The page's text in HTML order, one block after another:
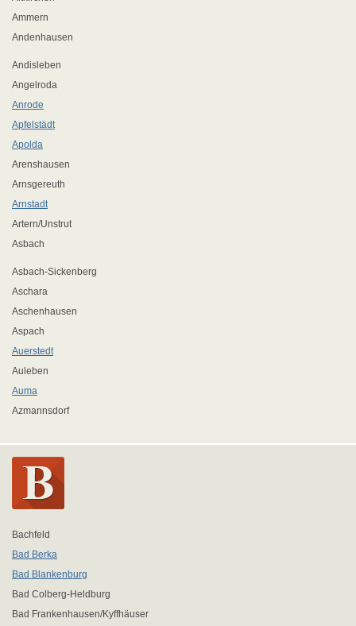
Ammern
Andenhausen
Andisleben
Angelroda
Anrode
Apfelstädt
Apolda
Arenshausen
Arnsgereuth
Arnstadt
Artern/Unstrut
Asbach
Asbach-Sickenberg
Aschara
Aschenhausen
Aspach
Auerstedt
Auleben
Auma
Azmannsdorf
Bachfeld
Bad Berka
Bad Blankenburg
Bad Colberg-Heldburg
Bad Frankenhausen/Kyffhäuser